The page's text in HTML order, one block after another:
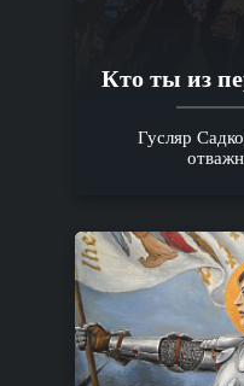
Кто ты из
Гусляр